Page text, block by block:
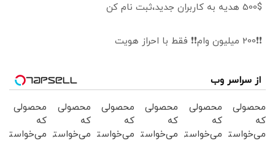
500$ هدیه به کاربران جدید،ثبت نام کن
❗❗200 میلیون وام❗❗ فقط با احراز هویت
از سراسر وب
محصولی
که
می‌خواستی
محصولی
که
می‌خواستی
محصولی
که
می‌خواستی
محصولی
که
می‌خواستی
محصولی
که
می‌خواستی
محصولی
که
می‌خواستی